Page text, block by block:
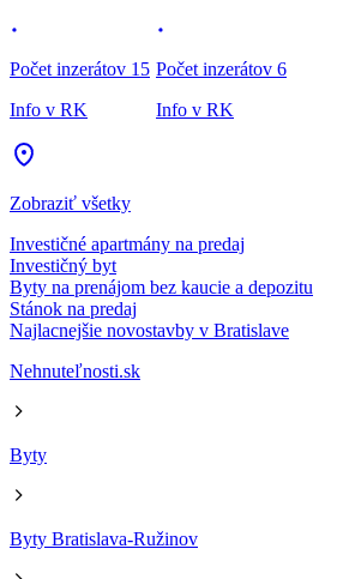
Počet inzerátov 15
Info v RK
Počet inzerátov 6
Info v RK
Zobraziť všetky
Investičné apartmány na predaj
Investičný byt
Byty na prenájom bez kaucie a depozitu
Stánok na predaj
Najlacnejšie novostavby v Bratislave
Nehnuteľnosti.sk
Byty
Byty Bratislava-Ružinov